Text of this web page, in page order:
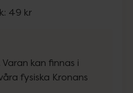
49 kr
kan finnas i
fysiska Kronans